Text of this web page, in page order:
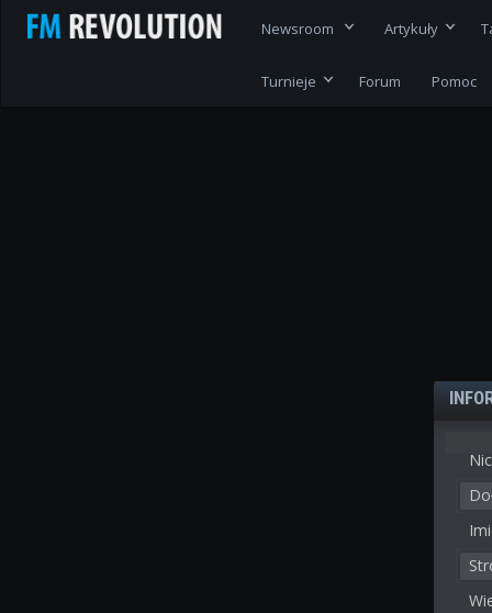
Newsroom Artykuły
Turnieje Forum Pomoc